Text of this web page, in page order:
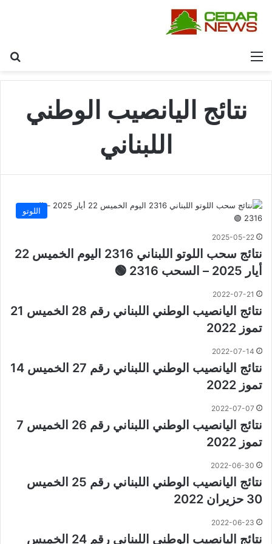
القائمة
نتائج اليانصيب الوطني
اللبناني
اللوتو
2025-05-22
نتائج سحب اللوتو اللبناني 2316 اليوم الخميس 22
أيار 2025 – السحب 2316 🟢
2022-07-21
نتائج اليانصيب الوطني اللبناني رقم 28 الخميس 21
تموز 2022
2022-07-14
نتائج اليانصيب الوطني اللبناني رقم 27 الخميس 14
تموز 2022
2022-07-07
نتائج اليانصيب الوطني اللبناني رقم 26 الخميس 7
تموز 2022
2022-06-30
نتائج اليانصيب الوطني اللبناني رقم 25 الخميس
30 حزيران 2022
2022-06-23
نتائج اليانصيب الوطني اللبناني رقم 24 الخميس